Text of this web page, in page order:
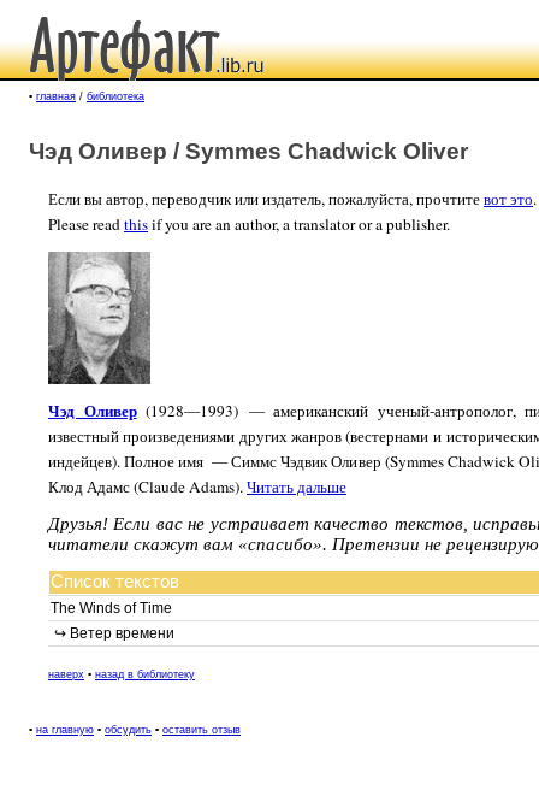
▪ главная / библиотека
Чэд Оливер / Symmes Chadwick Oliver
Если вы автор, переводчик или издатель, пожалуйста, прочтитевот это.
Please readthisif you are an author, a translator or a publisher.
Чэд Оливер(1928—1993) — американский ученый-антрополог,
известный произведениями других жанров (вестернами и
индейцев). Полное имя — Симмс Чэдвик Оливер (Symmes Chadwick
Клод Адамс (Claude Adams).Читать дальше
Друзья! Если вас не устраивает качество текстов,
читатели скажут вам «спасибо». Претензии не
Список текстов
The Winds of Time
↪ Ветер времени
наверх ▪ назад в библиотеку
▪ на главную ▪ обсудить ▪ оставить отзыв